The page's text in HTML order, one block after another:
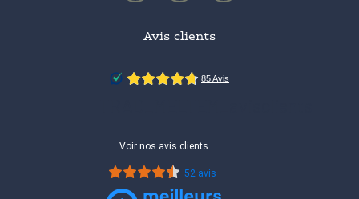
Avis clients
Voir nos avis clients
52 avis